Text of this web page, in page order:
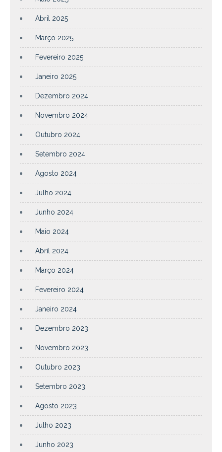
Abril 2025
Março 2025
Fevereiro 2025
Janeiro 2025
Dezembro 2024
Novembro 2024
Outubro 2024
Setembro 2024
Agosto 2024
Julho 2024
Junho 2024
Maio 2024
Abril 2024
Março 2024
Fevereiro 2024
Janeiro 2024
Dezembro 2023
Novembro 2023
Outubro 2023
Setembro 2023
Agosto 2023
Julho 2023
Junho 2023